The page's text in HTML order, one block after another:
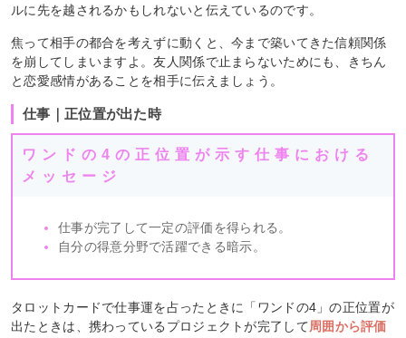
ルに先を越されるかもしれないと伝えているのです。
焦って相手の都合を考えずに動くと、今まで築いてきた信頼関係
を崩してしまいますよ。友人関係で止まらないためにも、きちん
と恋愛感情があることを相手に伝えましょう。
仕事｜正位置が出た時
ワンドの4の正位置が示す仕事における
メッセージ
仕事が完了して一定の評価を得られる。
自分の得意分野で活躍できる暗示。
タロットカードで仕事運を占ったときに「ワンドの4」の正位置が
出たときは、携わっているプロジェクトが完了して周囲から評価